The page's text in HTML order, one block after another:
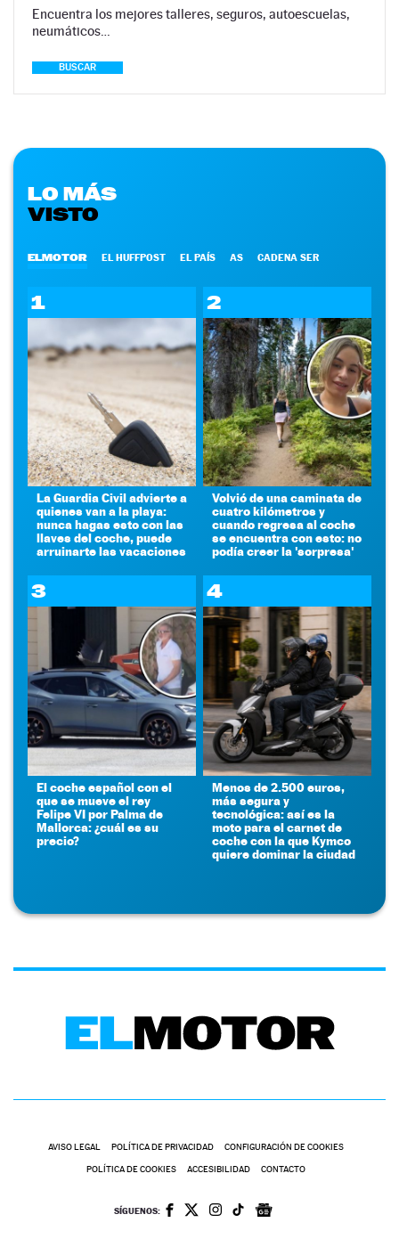
Encuentra los mejores talleres, seguros, autoescuelas,
neumáticos…
BUSCAR
LO MÁS
VISTO
ELMOTOR EL HUFFPOST EL PAÍS AS CADENA SER
1
La Guardia Civil advierte a
quienes van a la playa:
nunca hagas esto con las
llaves del coche, puede
arruinarte las vacaciones
2
Volvió de una caminata de
cuatro kilómetros y
cuando regresa al coche
se encuentra con esto: no
podía creer la 'sorpresa'
3
El coche español con el
que se mueve el rey
Felipe VI por Palma de
Mallorca: ¿cuál es su
precio?
4
Menos de 2.500 euros,
más segura y
tecnológica: así es la
moto para el carnet de
coche con la que Kymco
quiere dominar la ciudad
AVISO LEGAL POLÍTICA DE PRIVACIDAD CONFIGURACIÓN DE COOKIES
POLÍTICA DE COOKIES ACCESIBILIDAD CONTACTO
SÍGUENOS: